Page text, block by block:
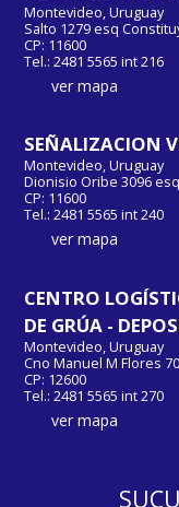
Montevideo, Uruguay
Salto 1279 esq
CP: 11600
Tel.: 2481 5565 int 216
ver mapa
SEÑALIZACION
Montevideo, Uruguay
Dionisio Oribe 3096
CP: 11600
Tel.: 2481 5565 int 240
ver mapa
CENTRO
DE GRÚA -
Montevideo, Uruguay
Cno Manuel M Flores
CP: 12600
Tel.: 2481 5565 int 270
ver mapa